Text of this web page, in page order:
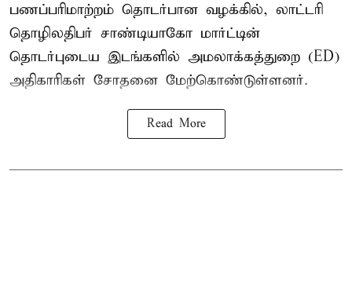
பணப்பரிமாற்றம் தொடர்பான வழக்கில், லாட்டரி
தொழிலதிபர் சாண்டியாகோ மார்ட்டின்
தொடர்புடைய இடங்களில் அமலாக்கத்துறை (ED)
அதிகாரிகள் சோதனை மேற்கொண்டுள்ளனர்.
Read More